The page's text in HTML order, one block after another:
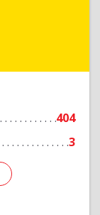
404
3
Ржев г,